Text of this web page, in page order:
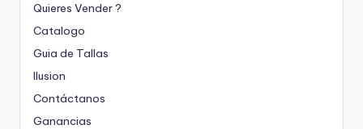
Quieres Vender ?
Catalogo
Guia de Tallas
Ilusion
Contáctanos
Ganancias